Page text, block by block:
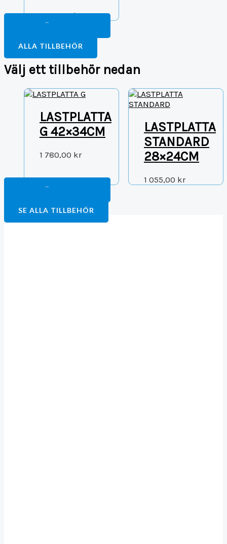
1 400,00kr
FORTSÄTT HANDLA
ALLA TILLBEHÖR
Välj ett tillbehör nedan
LASTPLATTA
G 42×34CM
1 780,00 kr
LASTPLATTA
STANDARD
28×24CM
1 055,00 kr
FORTSÄTT HANDLA
SE ALLA TILLBEHÖR